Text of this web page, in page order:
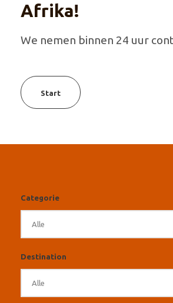
Afrika!
We nemen binnen 24 uur
Start
Categorie
Destination